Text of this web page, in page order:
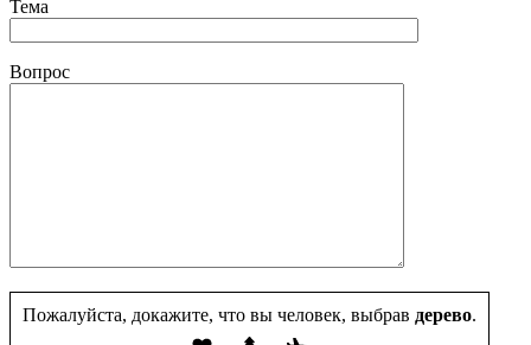
Тема
Вопрос
Пожалуйста, докажите, что вы человек, выбрав дерево.